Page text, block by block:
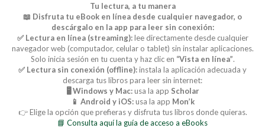
Tu lectura, a tu manera
📖 Disfruta tu eBook en línea desde cualquier navegador, o
descárgalo en la app para leer sin conexión:
✅ Lectura en línea (streaming):lee directamente desde cualquier
navegador web (computador, celular o tablet) sin instalar aplicaciones.
Solo inicia sesión en tu cuenta y haz clic en “Vista en línea”.
✅ Lectura sin conexión (offline):instala la aplicación adecuada y
descarga tus libros para leer sin internet:
🖥️ Windows y Mac:usa la app Scholar
📱 Android y iOS:usa la app Mon’k
👉 Elige la opción que prefieras y disfruta tus libros donde quieras.
📘 Consulta aquí la guía de acceso a eBooks